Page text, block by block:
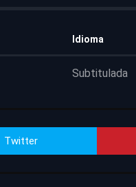
Idioma
Subtitulada
Twitter